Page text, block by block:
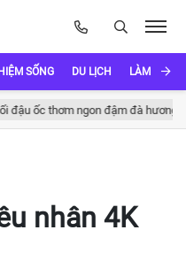
SỐNG DU LỊCH LÀM ĐẸP
thơm ngon đậm đà hương vị Việt
nhân 4K